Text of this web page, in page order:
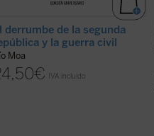
derrumbe de la segunda
y la guerra civil
Moa
€ IVA incluido